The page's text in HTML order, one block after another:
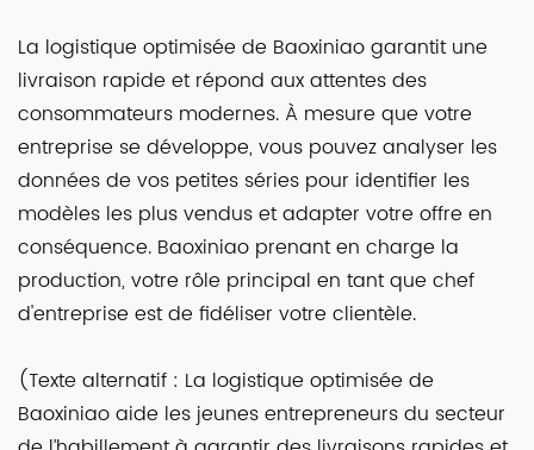
La logistique optimisée de Baoxiniao garantit une
livraison rapide et répond aux attentes des
consommateurs modernes. À mesure que votre
entreprise se développe, vous pouvez analyser les
données de vos petites séries pour identifier les
modèles les plus vendus et adapter votre offre en
conséquence. Baoxiniao prenant en charge la
production, votre rôle principal en tant que chef
d'entreprise est de fidéliser votre clientèle.
(Texte alternatif : La logistique optimisée de
Baoxiniao aide les jeunes entrepreneurs du secteur